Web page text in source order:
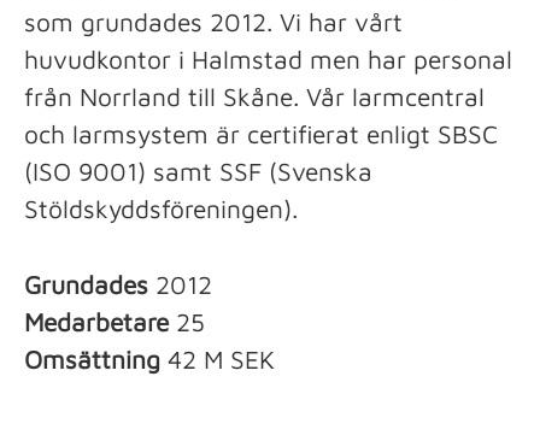
som grundades 2012. Vi har vårt
huvudkontor i Halmstad men har personal
från Norrland till Skåne. Vår larmcentral
och larmsystem är certifierat enligt SBSC
(ISO 9001) samt SSF (Svenska
Stöldskyddsföreningen).
Grundades 2012
Medarbetare 25
Omsättning 42 M SEK